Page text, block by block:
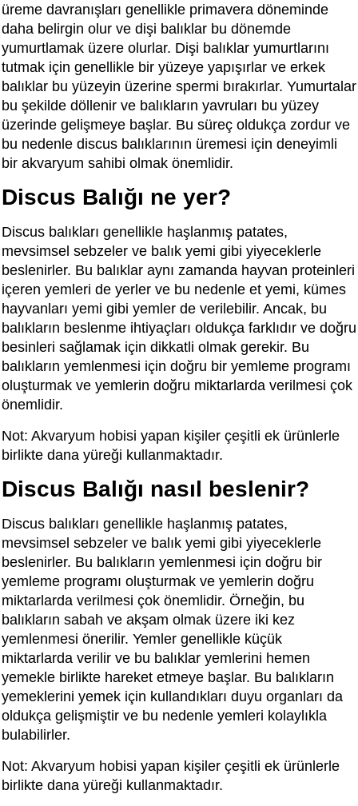
üreme davranışları genellikle primavera döneminde
daha belirgin olur ve dişi balıklar bu dönemde
yumurtlamak üzere olurlar. Dişi balıklar yumurtlarını
tutmak için genellikle bir yüzeye yapışırlar ve erkek
balıklar bu yüzeyin üzerine spermi bırakırlar. Yumurtalar
bu şekilde döllenir ve balıkların yavruları bu yüzey
üzerinde gelişmeye başlar. Bu süreç oldukça zordur ve
bu nedenle discus balıklarının üremesi için deneyimli
bir akvaryum sahibi olmak önemlidir.
Discus Balığı ne yer?
Discus balıkları genellikle haşlanmış patates,
mevsimsel sebzeler ve balık yemi gibi yiyeceklerle
beslenirler. Bu balıklar aynı zamanda hayvan proteinleri
içeren yemleri de yerler ve bu nedenle et yemi, kümes
hayvanları yemi gibi yemler de verilebilir. Ancak, bu
balıkların beslenme ihtiyaçları oldukça farklıdır ve doğru
besinleri sağlamak için dikkatli olmak gerekir. Bu
balıkların yemlenmesi için doğru bir yemleme programı
oluşturmak ve yemlerin doğru miktarlarda verilmesi çok
önemlidir.
Not: Akvaryum hobisi yapan kişiler çeşitli ek ürünlerle
birlikte dana yüreği kullanmaktadır.
Discus Balığı nasıl beslenir?
Discus balıkları genellikle haşlanmış patates,
mevsimsel sebzeler ve balık yemi gibi yiyeceklerle
beslenirler. Bu balıkların yemlenmesi için doğru bir
yemleme programı oluşturmak ve yemlerin doğru
miktarlarda verilmesi çok önemlidir. Örneğin, bu
balıkların sabah ve akşam olmak üzere iki kez
yemlenmesi önerilir. Yemler genellikle küçük
miktarlarda verilir ve bu balıklar yemlerini hemen
yemekle birlikte hareket etmeye başlar. Bu balıkların
yemeklerini yemek için kullandıkları duyu organları da
oldukça gelişmiştir ve bu nedenle yemleri kolaylıkla
bulabilirler.
Not: Akvaryum hobisi yapan kişiler çeşitli ek ürünlerle
birlikte dana yüreği kullanmaktadır.